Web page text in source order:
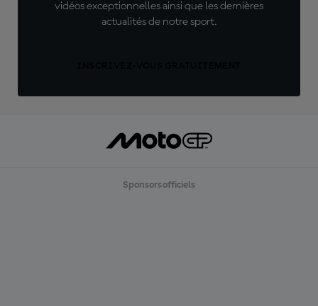
vidéos exceptionnelles ainsi que les dernières
actualités de notre sport.
Sponsors officiels